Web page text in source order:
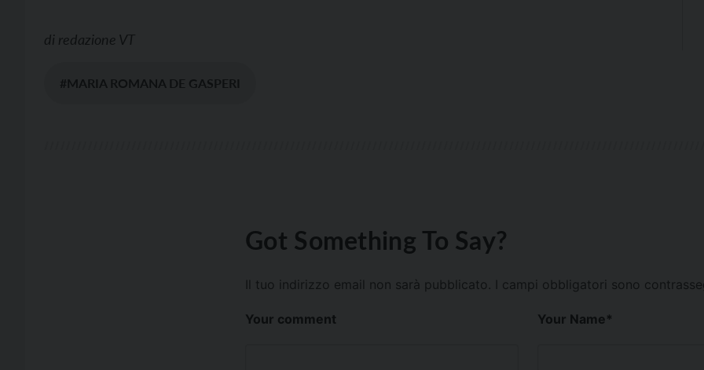
di redazione VT
#MARIA ROMANA DE GASPERI
Got Something To Say?
Il tuo indirizzo email non sarà pubblicato. I campi obbligatori sono
Your comment Your Name*